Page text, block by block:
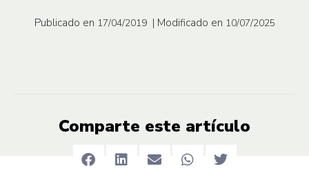
Publicado en 17/04/2019 | Modificado en 10/07/2025
Comparte este artículo